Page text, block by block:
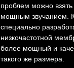
проблем можно взять
мощным звучанием.
специально
низкочастотной
более мощный и
такого же размера.